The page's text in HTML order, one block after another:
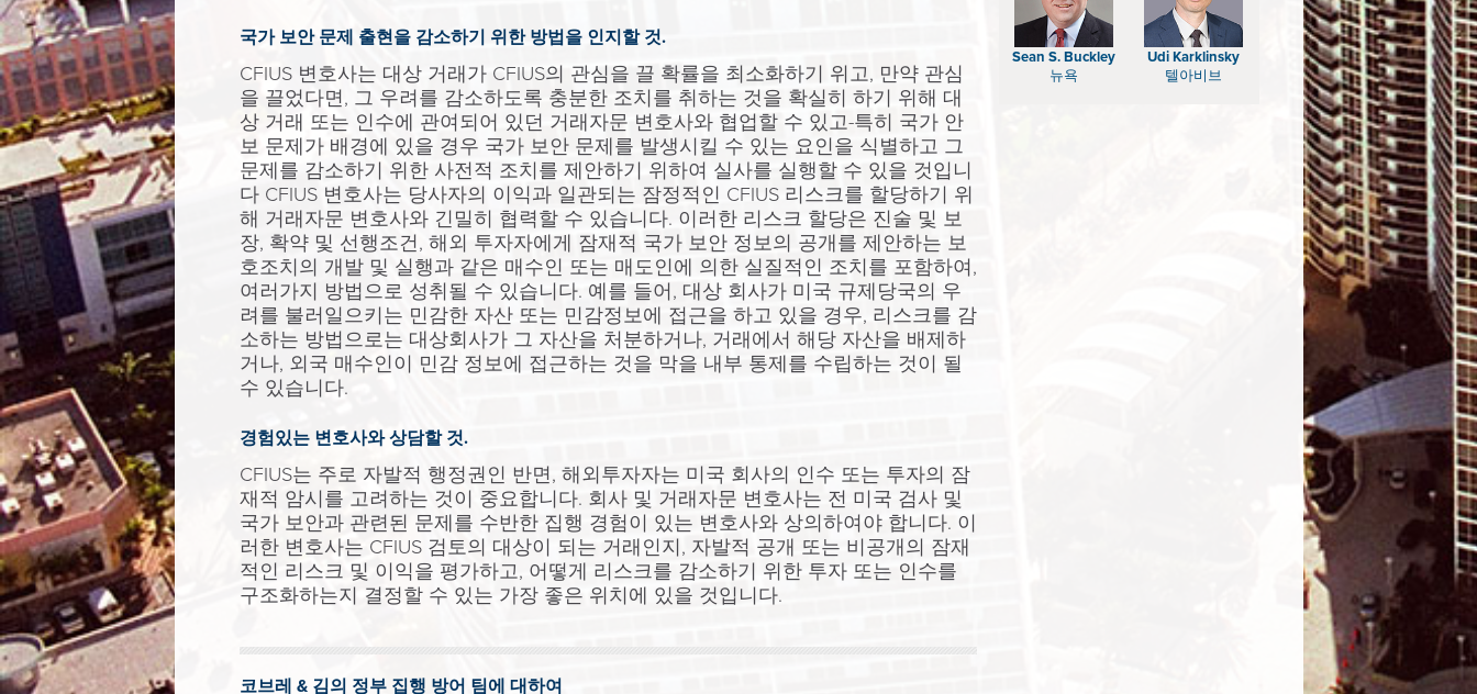
국가 보안 문제 출현을 감소하기 위한 방법을 인지할 것.
CFIUS 변호사는 대상 거래가 CFIUS의 관심을 끌 확률을 최소화하기 위고, 만약 관심
을 끌었다면, 그 우려를 감소하도록 충분한 조치를 취하는 것을 확실히 하기 위해 대
상 거래 또는 인수에 관여되어 있던 거래자문 변호사와 협업할 수 있고-특히 국가 안
보 문제가 배경에 있을 경우 국가 보안 문제를 발생시킬 수 있는 요인을 식별하고 그
문제를 감소하기 위한 사전적 조치를 제안하기 위하여 실사를 실행할 수 있을 것입니
다 CFIUS 변호사는 당사자의 이익과 일관되는 잠정적인 CFIUS 리스크를 할당하기 위
해 거래자문 변호사와 긴밀히 협력할 수 있습니다. 이러한 리스크 할당은 진술 및 보
장, 확약 및 선행조건, 해외 투자자에게 잠재적 국가 보안 정보의 공개를 제안하는 보
호조치의 개발 및 실행과 같은 매수인 또는 매도인에 의한 실질적인 조치를 포함하여,
여러가지 방법으로 성취될 수 있습니다. 예를 들어, 대상 회사가 미국 규제당국의 우
려를 불러일으키는 민감한 자산 또는 민감정보에 접근을 하고 있을 경우, 리스크를 감
소하는 방법으로는 대상회사가 그 자산을 처분하거나, 거래에서 해당 자산을 배제하
거나, 외국 매수인이 민감 정보에 접근하는 것을 막을 내부 통제를 수립하는 것이 될
수 있습니다.
경험있는 변호사와 상담할 것.
CFIUS는 주로 자발적 행정권인 반면, 해외투자자는 미국 회사의 인수 또는 투자의 잠
재적 암시를 고려하는 것이 중요합니다. 회사 및 거래자문 변호사는 전 미국 검사 및
국가 보안과 관련된 문제를 수반한 집행 경험이 있는 변호사와 상의하여야 합니다. 이
러한 변호사는 CFIUS 검토의 대상이 되는 거래인지, 자발적 공개 또는 비공개의 잠재
적인 리스크 및 이익을 평가하고, 어떻게 리스크를 감소하기 위한 투자 또는 인수를
구조화하는지 결정할 수 있는 가장 좋은 위치에 있을 것입니다.
코브레 & 김의 정부 집행 방어 팀에 대하여
Sean S. Buckley
뉴욕
Udi Karklinsky
텔아비브